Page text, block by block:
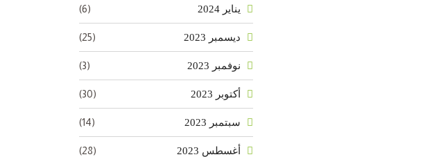
يناير 2024 (6)
ديسمبر 2023 (25)
نوفمبر 2023 (3)
أكتوبر 2023 (30)
سبتمبر 2023 (14)
أغسطس 2023 (28)